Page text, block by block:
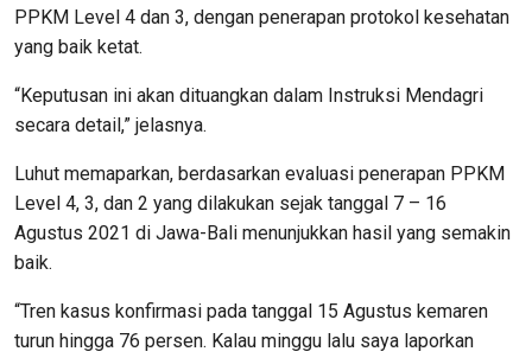
PPKM Level 4 dan 3, dengan penerapan protokol kesehatan
yang baik ketat.
“Keputusan ini akan dituangkan dalam Instruksi Mendagri
secara detail,” jelasnya.
Luhut memaparkan, berdasarkan evaluasi penerapan PPKM
Level 4, 3, dan 2 yang dilakukan sejak tanggal 7 – 16
Agustus 2021 di Jawa-Bali menunjukkan hasil yang semakin
baik.
“Tren kasus konfirmasi pada tanggal 15 Agustus kemaren
turun hingga 76 persen. Kalau minggu lalu saya laporkan